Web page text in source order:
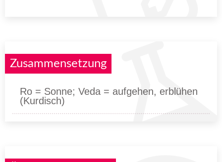
Zusammensetzung
Ro = Sonne; Veda = aufgehen, erblühen
(Kurdisch)